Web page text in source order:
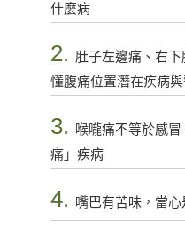
什麼病
2. 肚子左邊痛、右
懂腹痛位置潛在疾病與
3.
喉嚨痛不等於感
痛」疾病
4. 嘴巴有苦味，當